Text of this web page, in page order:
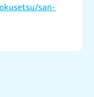
san-